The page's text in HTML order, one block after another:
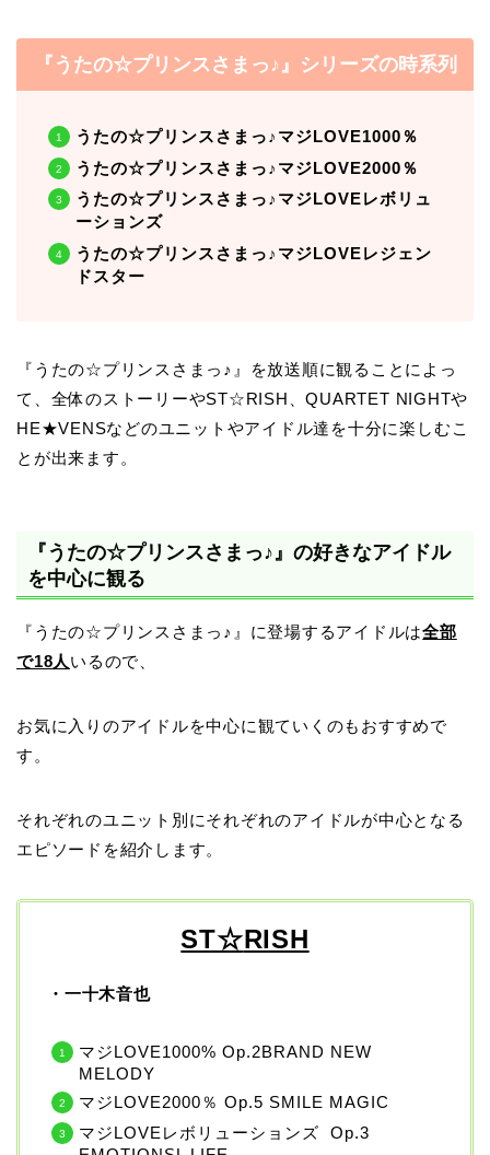
『うたの☆プリンスさまっ♪』シリーズの時系列
うたの☆プリンスさまっ♪マジLOVE1000％
うたの☆プリンスさまっ♪マジLOVE2000％
うたの☆プリンスさまっ♪マジLOVEレボリュ
ーションズ
うたの☆プリンスさまっ♪マジLOVEレジェン
ドスター
『うたの☆プリンスさまっ♪』を放送順に観ることによっ
て、全体のストーリーやST☆RISH、QUARTET NIGHTや
HE★VENSなどのユニットやアイドル達を十分に楽しむこ
とが出来ます。
『うたの☆プリンスさまっ♪』の好きなアイドル
を中心に観る
『うたの☆プリンスさまっ♪』に登場するアイドルは全部
で18人 いるので、
お気に入りのアイドルを中心に観ていくのもおすすめで
す。
それぞれのユニット別にそれぞれのアイドルが中心となる
エピソードを紹介します。
ST☆RISH
・一十木音也
マジLOVE1000% Op.2BRAND NEW
MELODY
マジLOVE2000％ Op.5 SMILE MAGIC
マジLOVEレボリューションズ Op.3